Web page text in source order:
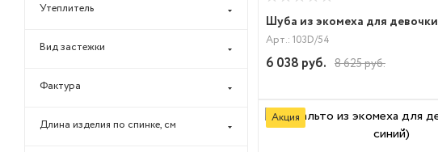
Шуба из экомеха для девочки
Арт.: 103D/54
6 038 руб. 8 625руб.
Акция
Утеплитель
Вид застежки
Фактура
Длина изделия по спинке, см